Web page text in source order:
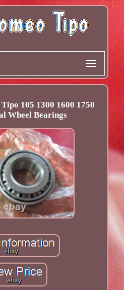
105 1300 1600 1750
Wheel Bearings